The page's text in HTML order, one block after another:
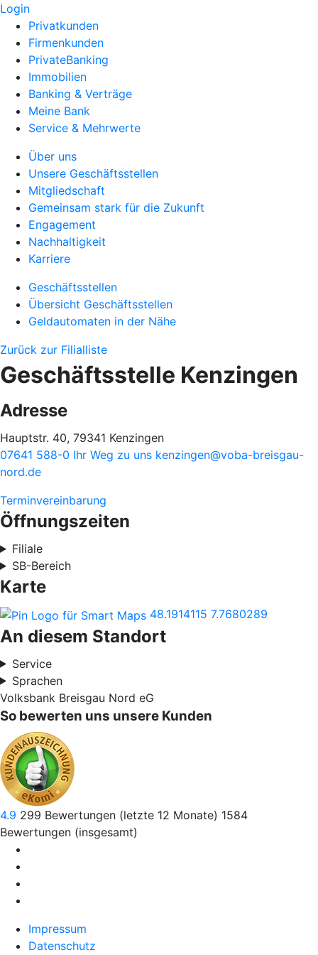
Login
Privatkunden
Firmenkunden
PrivateBanking
Immobilien
Banking & Verträge
Meine Bank
Service & Mehrwerte
Über uns
Unsere Geschäftsstellen
Mitgliedschaft
Gemeinsam stark für die Zukunft
Engagement
Nachhaltigkeit
Karriere
Geschäftsstellen
Übersicht Geschäftsstellen
Geldautomaten in der Nähe
Zurück zur Filialliste
Geschäftsstelle Kenzingen
Adresse
Hauptstr. 40, 79341 Kenzingen
07641 588-0 Ihr Weg zu uns kenzingen@voba-breisgau-
nord.de
Terminvereinbarung
Öffnungszeiten
Filiale
SB-Bereich
Karte
48.1914115 7.7680289
An diesem Standort
Service
Sprachen
Volksbank Breisgau Nord eG
So bewerten uns unsere Kunden
4.9 299 Bewertungen (letzte 12 Monate) 1584
Bewertungen (insgesamt)
Impressum
Datenschutz